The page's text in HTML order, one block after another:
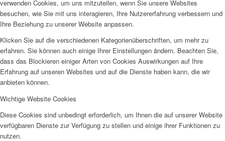
verwenden Cookies, um uns mitzuteilen, wenn Sie unsere Websites
besuchen, wie Sie mit uns interagieren, Ihre Nutzererfahrung verbessern und
Ihre Beziehung zu unserer Website anpassen.
Klicken Sie auf die verschiedenen Kategorienüberschriften, um mehr zu
erfahren. Sie können auch einige Ihrer Einstellungen ändern. Beachten Sie,
dass das Blockieren einiger Arten von Cookies Auswirkungen auf Ihre
Erfahrung auf unseren Websites und auf die Dienste haben kann, die wir
anbieten können.
Wichtige Website Cookies
Diese Cookies sind unbedingt erforderlich, um Ihnen die auf unserer Website
verfügbaren Dienste zur Verfügung zu stellen und einige ihrer Funktionen zu
nutzen.